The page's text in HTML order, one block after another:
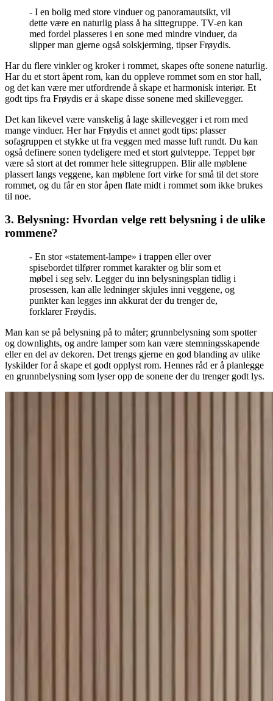
- I en bolig med store vinduer og panoramautsikt, vil
dette være en naturlig plass å ha sittegruppe. TV-en kan
med fordel plasseres i en sone med mindre vinduer, da
slipper man gjerne også solskjerming, tipser Frøydis.
Har du flere vinkler og kroker i rommet, skapes ofte sonene naturlig.
Har du et stort åpent rom, kan du oppleve rommet som en stor hall,
og det kan være mer utfordrende å skape et harmonisk interiør. Et
godt tips fra Frøydis er å skape disse sonene med skillevegger.
Det kan likevel være vanskelig å lage skillevegger i et rom med
mange vinduer. Her har Frøydis et annet godt tips: plasser
sofagruppen et stykke ut fra veggen med masse luft rundt. Du kan
også definere sonen tydeligere med et stort gulvteppe. Teppet bør
være så stort at det rommer hele sittegruppen. Blir alle møblene
plassert langs veggene, kan møblene fort virke for små til det store
rommet, og du får en stor åpen flate midt i rommet som ikke brukes
til noe.
3. Belysning: Hvordan velge rett belysning i de ulike
rommene?
- En stor «statement-lampe» i trappen eller over
spisebordet tilfører rommet karakter og blir som et
møbel i seg selv. Legger du inn belysningsplan tidlig i
prosessen, kan alle ledninger skjules inni veggene, og
punkter kan legges inn akkurat der du trenger de,
forklarer Frøydis.
Man kan se på belysning på to måter; grunnbelysning som spotter
og downlights, og andre lamper som kan være stemningsskapende
eller en del av dekoren. Det trengs gjerne en god blanding av ulike
lyskilder for å skape et godt opplyst rom. Hennes råd er å planlegge
en grunnbelysning som lyser opp de sonene der du trenger godt lys.